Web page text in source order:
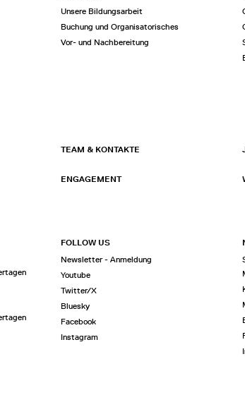
Unsere Bildungsarbeit
Buchung und Organisatorisches
Vor- und Nachbereitung
TEAM & KONTAKTE
ENGAGEMENT
FOLLOW US
Newsletter - Anmeldung
Youtube
Twitter/X
Bluesky
Facebook
Instagram